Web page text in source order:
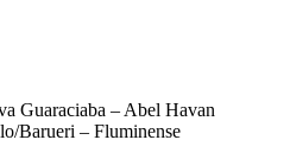
Guaraciaba – Abel Havan
Barueri – Fluminense